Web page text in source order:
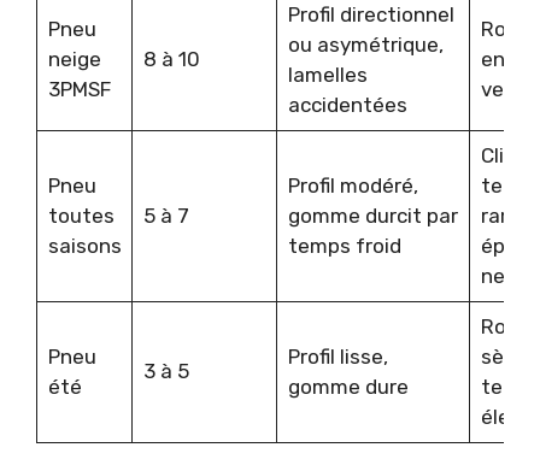
Pneu
neige
3PMSF
8 à 10
Profil directionnel
ou asymétrique,
lamelles
accidentées
Pneu
toutes
saisons
5 à 7
Profil modéré,
gomme durcit par
temps froid
rares
Pneu
été
3 à 5
Profil lisse,
gomme dure